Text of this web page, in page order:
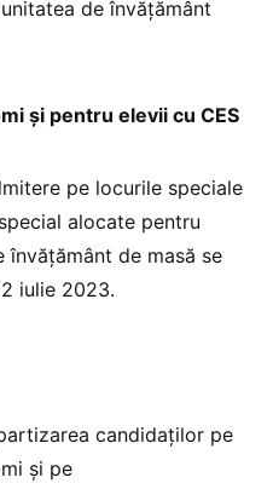
de învăţământ
și pentru elevii cu CES
pe locurile speciale
alocate pentru
învățământ de masă se
iulie 2023.
candidaților pe
și pe